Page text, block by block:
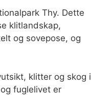
Thy. Dette
klitlandskap,
og sovepose, og
klitter og skog i
fuglelivet er